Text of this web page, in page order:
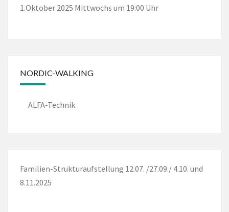
1.Oktober 2025 Mittwochs um 19:00 Uhr
NORDIC-WALKING
ALFA-Technik
Familien-Strukturaufstellung 12.07. /27.09./ 4.10. und
8.11.2025